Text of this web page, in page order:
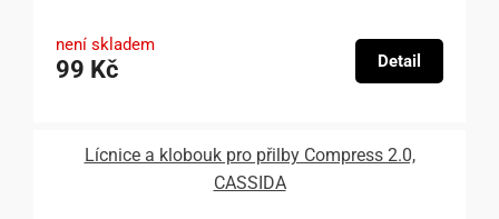
není skladem
99 Kč Detail
Lícnice a klobouk pro přilby Compress 2.0,
CASSIDA